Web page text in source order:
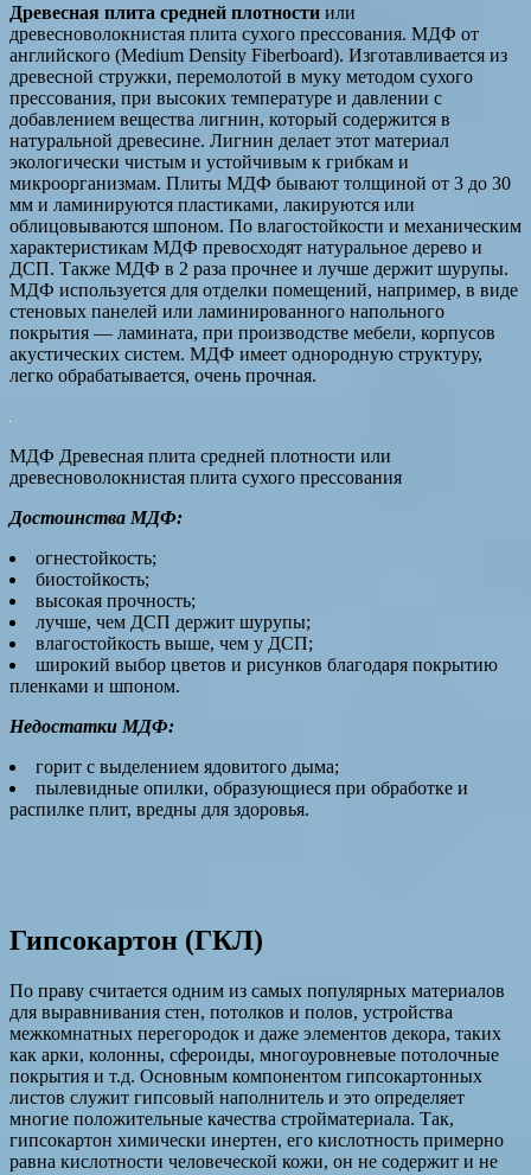
Древесная плита средней плотности или
древесноволокнистая плита сухого прессования. МДФ от
английского (Medium Density Fiberboard). Изготавливается из
древесной стружки, перемолотой в муку методом сухого
прессования, при высоких температуре и давлении с
добавлением вещества лигнин, который содержится в
натуральной древесине. Лигнин делает этот материал
экологически чистым и устойчивым к грибкам и
микроорганизмам. Плиты МДФ бывают толщиной от 3 до 30
мм и ламинируются пластиками, лакируются или
облицовываются шпоном. По влагостойкости и механическим
характеристикам МДФ превосходят натуральное дерево и
ДСП. Также МДФ в 2 раза прочнее и лучше держит шурупы.
МДФ используется для отделки помещений, например, в виде
стеновых панелей или ламинированного напольного
покрытия — ламината, при производстве мебели, корпусов
акустических систем. МДФ имеет однородную структуру,
легко обрабатывается, очень прочная.
МДФ Древесная плита средней плотности или
древесноволокнистая плита сухого прессования
Достоинства МДФ:
огнестойкость;
биостойкость;
высокая прочность;
лучше, чем ДСП держит шурупы;
влагостойкость выше, чем у ДСП;
широкий выбор цветов и рисунков благодаря покрытию
пленками и шпоном.
Недостатки МДФ:
горит с выделением ядовитого дыма;
пылевидные опилки, образующиеся при обработке и
распилке плит, вредны для здоровья.
Гипсокартон (ГКЛ)
По праву считается одним из самых популярных материалов
для выравнивания стен, потолков и полов, устройства
межкомнатных перегородок и даже элементов декора, таких
как арки, колонны, сфероиды, многоуровневые потолочные
покрытия и т.д. Основным компонентом гипсокартонных
листов служит гипсовый наполнитель и это определяет
многие положительные качества стройматериала. Так,
гипсокартон химически инертен, его кислотность примерно
равна кислотности человеческой кожи, он не содержит и не